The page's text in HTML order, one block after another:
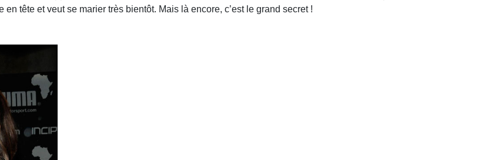
tête et veut se marier très bientôt. Mais là encore, c’est le grand secret !